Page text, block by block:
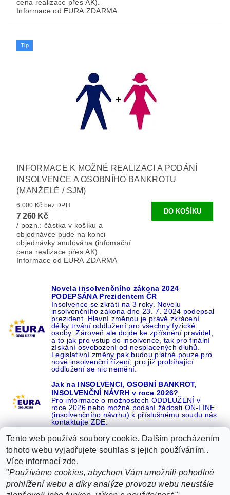
cena realizace přes AK).
Informace od EURA ZDARMA
Tip
INFORMACE K MOŽNÉ REALIZACI A PODÁNÍ
INSOLVENCE A OSOBNÍHO BANKROTU
(MANŽELÉ / SJM)
6 000 Kč bez DPH
7 260 Kč
/ pozn.: částka v košíku a
objednávce bude na konci
objednávky anulována (infomační
cena realizace přes AK).
Informace od EURA ZDARMA
Novela insolvenčního zákona 2024
PODEPSÁNA Prezidentem ČR
Insolvence se zkrátí na 3 roky. Novelu
insolvenčního zákona dne 23. 7. 2024 podepsal
prezident. Hlavní změnou je právě zkrácení
délky trvání oddlužení pro všechny fyzické
osoby. Zároveň ale dojde ke zpřísnění pravidel,
a to jak pro vstup do insolvence, tak pro finální
získání osvobození od nesplacených dluhů.
Legislativní změny pak budou platné pouze pro
nové insolvenční řízení, pro již probíhající
oddlužení se nic nemění.
Jak na INSOLVENCI, OSOBNÍ BANKROT,
INSOLVENČNÍ NÁVRH v roce 2026?
Pro informace o možnostech ODDLUŽENÍ v
roce 2026 nebo možné podání žádosti ON-LINE
(insolvenčního návrhu) k příslušnému soudu nás
kontaktujte ZDE.
Recenze o NÁS na GOOGLE 16 let REFERENCÍ v celé ČR |
Recenze o NÁS na SEZNAMU |
ŽÁDEJTE život BEZ DLUHŮ nebo EXEKUCÍ ZDE
Tento web používá soubory cookie. Dalším procházením
tohoto webu vyjadřujete souhlas s jejich používáním..
Více informací zde.
"Používáme cookies, abychom Vám umožnili pohodlné
prohlížení webu a díky analýze provozu webu neustále